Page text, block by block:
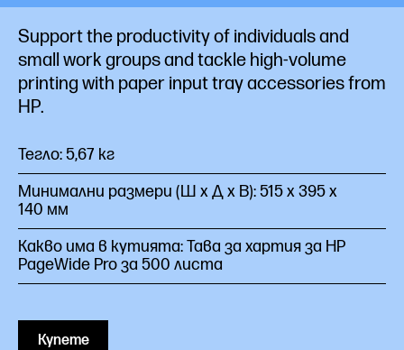
Support the productivity of individuals and
small work groups and tackle high-volume
printing with paper input tray accessories from
HP.
Тегло: 5,67 кг
Минимални размери (Ш x Д x В): 515 x 395 x
140 мм
Какво има в кутията: Тава за хартия за HP
PageWide Pro за 500 листа
Купете